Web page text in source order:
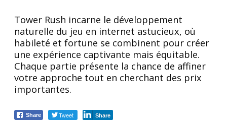
Tower Rush incarne le développement
naturelle du jeu en internet astucieux, où
habileté et fortune se combinent pour créer
une expérience captivante mais équitable.
Chaque partie présente la chance de affiner
votre approche tout en cherchant des prix
importantes.
Share Tweet Share